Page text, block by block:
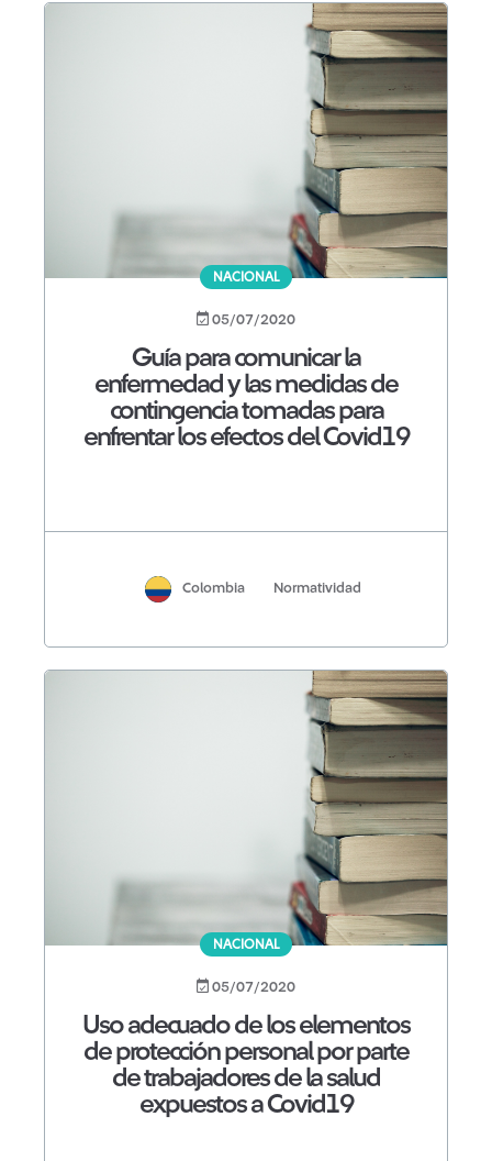
NACIONAL
05/07/2020
Guía para comunicar la
enfermedad y las medidas de
contingencia tomadas para
enfrentar los efectos del Covid19
Colombia Normatividad
NACIONAL
05/07/2020
Uso adecuado de los elementos
de protección personal por parte
de trabajadores de la salud
expuestos a Covid19